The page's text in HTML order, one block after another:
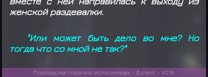
женской раздевалки.
"Или может быть дело во мне? Но
тогда что со мной не так?"
Помощь на горячих источниках - Д ранг - 4216